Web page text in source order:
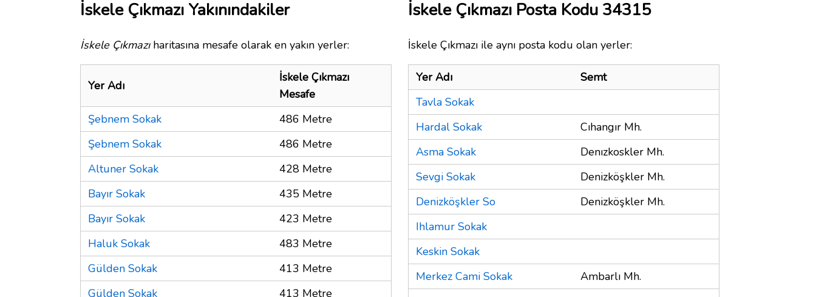
İskele Çıkmazı Yakınındakiler
İskele Çıkmazıharitasına mesafe olarak en yakın yerler:
Yer Adı
İskele Çıkmazı
Mesafe
Şebnem Sokak
486 Metre
Şebnem Sokak
486 Metre
Altuner Sokak
428 Metre
Bayır Sokak
435 Metre
Bayır Sokak
423 Metre
Haluk Sokak
483 Metre
Gülden Sokak
413 Metre
Gülden Sokak
413 Metre
İskele Çıkmazı Posta Kodu 34315
İskele Çıkmazı ile aynı posta kodu olan yerler:
Yer Adı
Semt
Tavla Sokak
Hardal Sokak
Cıhangır Mh.
Asma Sokak
Denızkoskler Mh.
Sevgi Sokak
Denizköşkler Mh.
Denizköşkler So
Denizköşkler Mh.
Ihlamur Sokak
Keskin Sokak
Merkez Cami Sokak
Ambarlı Mh.